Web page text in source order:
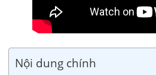
Nội dung chính